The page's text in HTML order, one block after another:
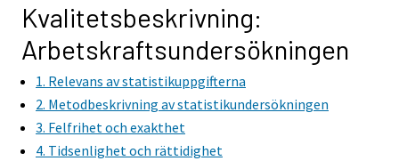
Kvalitetsbeskrivning:
Arbetskraftsundersökningen
1. Relevans av statistikuppgifterna
2. Metodbeskrivning av statistikundersökningen
3. Felfrihet och exakthet
4. Tidsenlighet och rättidighet